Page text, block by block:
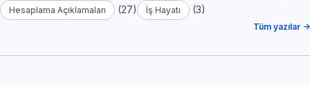
Hesaplama Açıklamaları (27) İş Hayatı (3)
Tüm yazılar →